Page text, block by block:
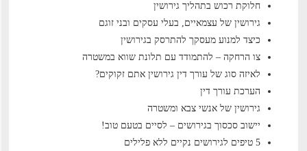
חלוקת רכוש בתהליך גירושין
גירושין של עצמאיים, בעלי עסקים ובני זוגם
כיצד למנוע מעסקך להתרסק בגירושין
צו הרחקה – להתמודד עם תלונת שווא במשטרה
לאיזה סוג של עורך דין גירושין אתם זקוקים?
הערכת עורך דין
גירושין של אנשי צבא ומשטרה
יישוב סכסוך בגירושים – לסיים בטעם טוב!
5 טיפים לגירושים נקיים ללא פלילים